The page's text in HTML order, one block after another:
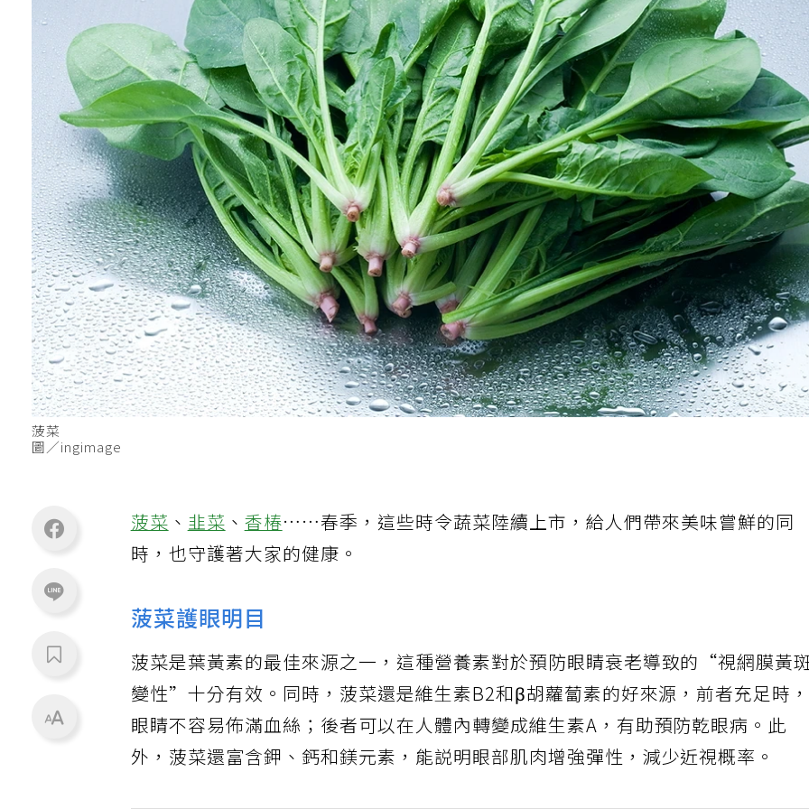
菠菜
圖／ingimage
菠菜 、韭菜 、香椿……春季，這些時令蔬菜陸續上市，給人們帶來美味嘗鮮的同
時，也守護著大家的健康。
菠菜護眼明目
菠菜是葉黃素的最佳來源之一，這種營養素對於預防眼睛衰老導致的“視網膜黃
變性”十分有效。同時，菠菜還是維生素B2和β胡蘿蔔素的好來源，前者充足時
眼睛不容易佈滿血絲；後者可以在人體內轉變成維生素A，有助預防乾眼病。此
外，菠菜還富含鉀、鈣和鎂元素，能説明眼部肌肉增強彈性，減少近視概率。